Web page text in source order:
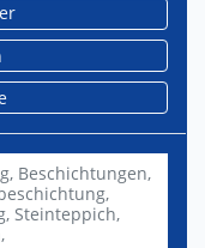
Beschichtungen,
Steinteppich,